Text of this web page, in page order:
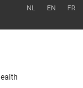
NL EN FR